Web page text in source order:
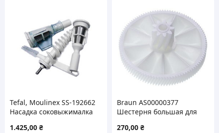
Tefal, Moulinex SS-192662
Насадка соковыжималка
1.425,00 ₴
Braun AS00000377
Шестерня большая для
270,00 ₴